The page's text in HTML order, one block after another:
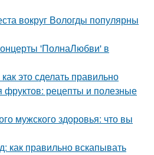
вокруг Вологды популярны
'ПолнаЛюбви' в
это сделать правильно
фруктов: рецепты и полезные
мужского здоровья: что вы
как правильно вскапывать